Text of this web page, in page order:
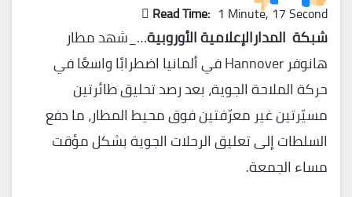
Read Time: 1 Minute, 17 Second
شبكة المدارالإعلامية الأوروبية…_شهد مطار
هانوفر Hannover في ألمانيا اضطرابًا واسعًا في
حركة الملاحة الجوية، بعد رصد تحليق طائرتين
مسيّرتين غير معرّفتين فوق محيط المطار، ما دفع
السلطات إلى تعليق الرحلات الجوية بشكل مؤقت
مساء الجمعة.